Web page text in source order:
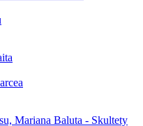
Mariana Baluta - Skultety